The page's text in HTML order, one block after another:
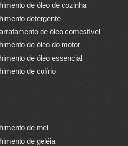
de óleo de cozinha
detergente
de óleo comestível
de óleo do motor
de óleo essencial
de colírio
de mel
de geléia